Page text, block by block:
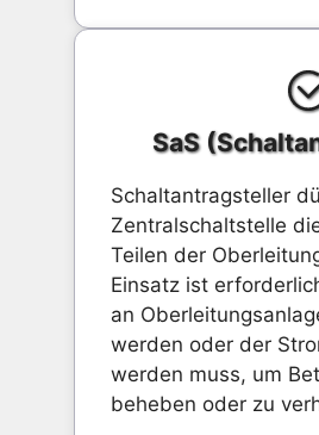
SaS
Schaltantragsteller
Zentralschaltstelle
Teilen der
Einsatz ist
an
werden oder der
werden muss, um
beheben oder zu